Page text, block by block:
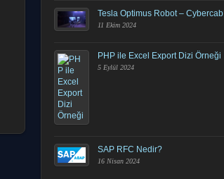
Tesla Optimus Robot – Cybercab
11 Ekim 2024
PHP ile Excel Export Dizi Örneği
5 Eylül 2024
SAP RFC Nedir?
16 Nisan 2024